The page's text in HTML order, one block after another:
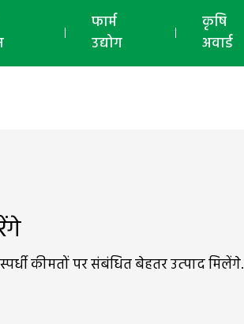
फार्म
उद्योग
कृषि
अवार्ड
कीमतों पर संबंधित बेहतर उत्‍पाद मिलेंगे.